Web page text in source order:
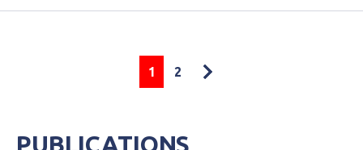
1 2
PUBLICATIONS